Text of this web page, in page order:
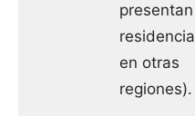
presentan
residencia
en otras
regiones).